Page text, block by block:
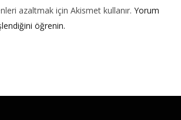
azaltmak için Akismet kullanır. Yorum
öğrenin.